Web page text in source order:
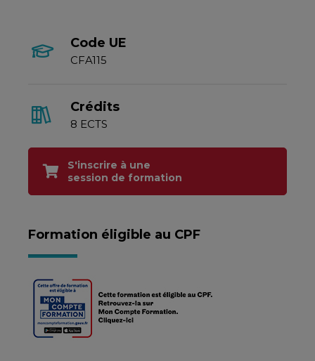
Code UE
CFA115
Crédits
8 ECTS
S'inscrire à une
session de formation
Formation éligible au CPF